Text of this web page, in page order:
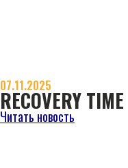
07.11.2025
RECOVERY TIME
Читать новость